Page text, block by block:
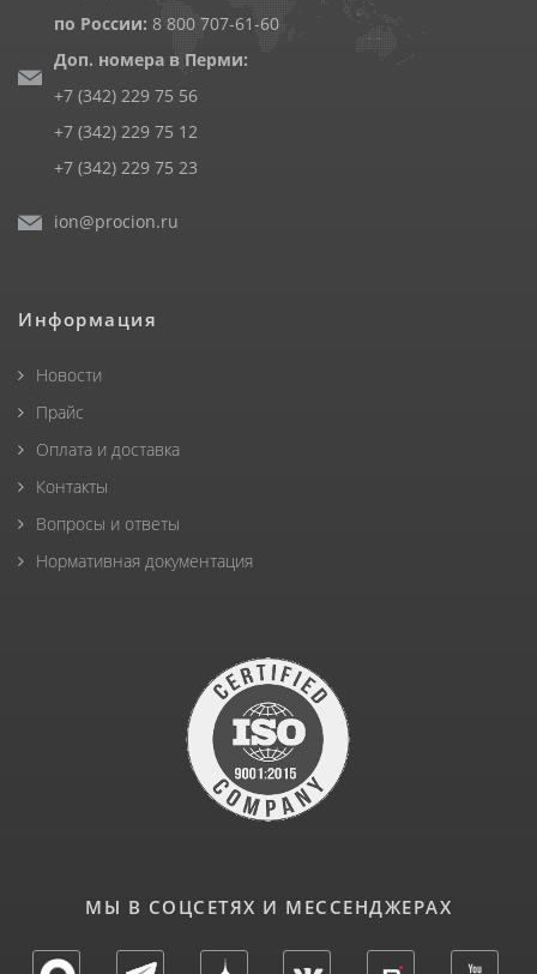
по России: 8 800 707-61-60
Доп. номера в Перми:
+7 (342) 229 75 56
+7 (342) 229 75 12
+7 (342) 229 75 23
ion@procion.ru
Информация
Новости
Прайс
Оплата и доставка
Контакты
Вопросы и ответы
Нормативная документация
МЫ В СОЦСЕТЯХ И МЕССЕНДЖЕРАХ